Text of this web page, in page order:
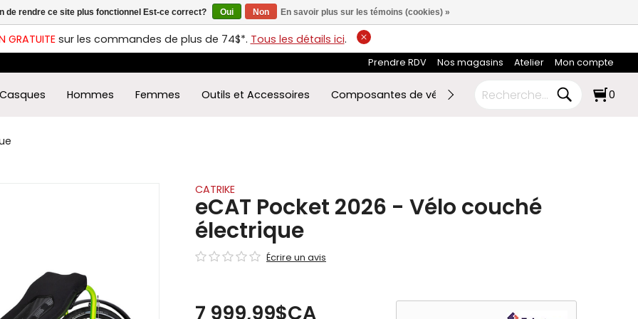
GRATUITEsur les commandes de plus de 74$*. Tous les détails ici.
Prendre RDV Nos magasins Atelier Mon compte
Casques Hommes Femmes Outils et Accessoires Composantes de vélo Ski de fond RABAIS FIN DE
0
CATRIKE
eCAT Pocket 2026 - Vélo couché
électrique
Écrire un avis
7 999,99$CA
de rendre ce site plus fonctionnel Est-ce correct? Oui Non En savoir plus sur les témoins (cookies) »